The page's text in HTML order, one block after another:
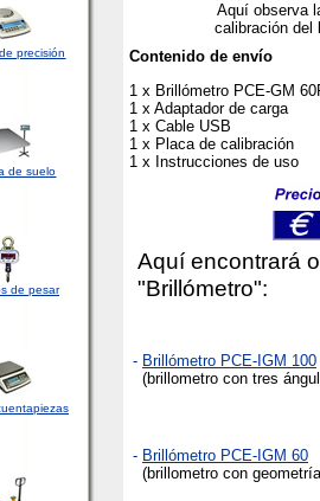
precisión
de suelo
de pesar
Aquí observa
calibración del
Contenido de envío
1 x Brillómetro PCE-GM
1 x Adaptador de carga
1 x Cable USB
1 x Placa de calibración
1 x Instrucciones de uso
Aquí encontrará
"Brillómetro":
- Brillómetro PCE-IGM 100
(brillometro con tres
- Brillómetro PCE-IGM 60
(brillometro con